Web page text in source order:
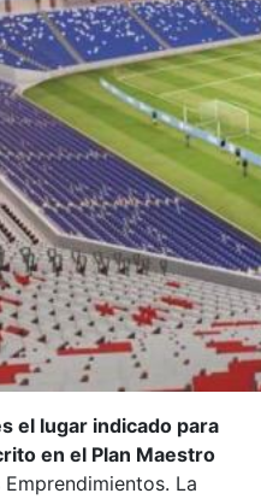
el lugar indicado para
en el Plan Maestro
La